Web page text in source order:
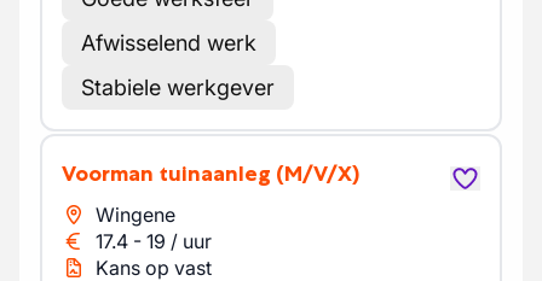
Afwisselend werk
Stabiele werkgever
Voorman tuinaanleg (M/V/X)
Wingene
17.4 - 19 / uur
Kans op vast